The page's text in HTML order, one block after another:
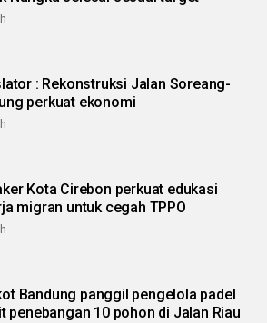
Jalan Soreang-
perkuat ekonomi
Kota Cirebon perkuat edukasi
migran untuk cegah TPPO
Bandung panggil pengelola padel
penebangan 10 pohon di Jalan Riau